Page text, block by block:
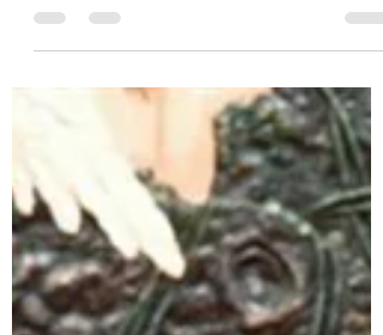
Beijing to build a stronger economic and
political apparatus and attempt to reduce the